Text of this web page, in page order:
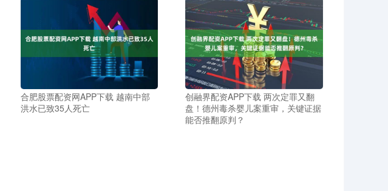
合肥股票配资网APP下载 越南中部
洪水已致35人死亡
创融界配资APP下载 两次定罪又翻
盘！德州毒杀婴儿案重审，关键证据
能否推翻原判？